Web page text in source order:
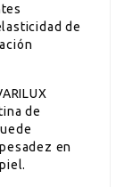
de
de
en